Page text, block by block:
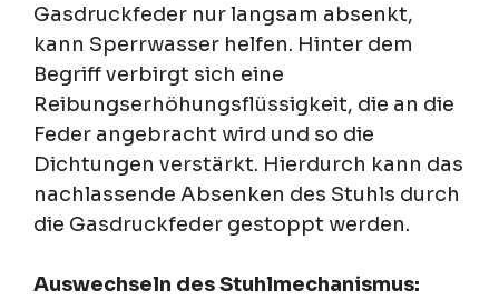
Gasdruckfeder nur langsam absenkt,
kann Sperrwasser helfen. Hinter dem
Begriff verbirgt sich eine
Reibungserhöhungsflüssigkeit, die an die
Feder angebracht wird und so die
Dichtungen verstärkt. Hierdurch kann das
nachlassende Absenken des Stuhls durch
die Gasdruckfeder gestoppt werden.
Auswechseln des Stuhlmechanismus: